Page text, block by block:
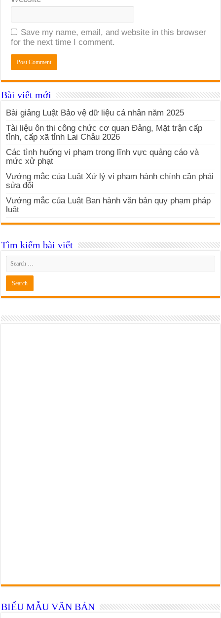
Save my name, email, and website in this browser
for the next time I comment.
Bài viết mới
Bài giảng Luật Bảo vệ dữ liệu cá nhân năm 2025
Tài liệu ôn thi công chức cơ quan Đảng, Mặt trận cấp
tỉnh, cấp xã tỉnh Lai Châu 2026
Các tình huống vi phạm trong lĩnh vực quảng cáo và
mức xử phạt
Vướng mắc của Luật Xử lý vi phạm hành chính cần phải
sửa đổi
Vướng mắc của Luật Ban hành văn bản quy phạm pháp
luật
Tìm kiếm bài viết
BIỂU MẪU VĂN BẢN